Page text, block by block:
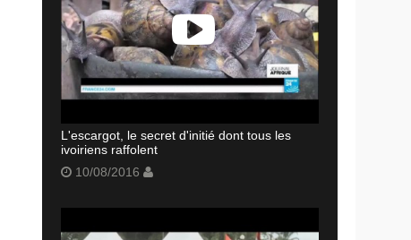
L'escargot, le secret d'initié dont tous les
ivoiriens raffolent
10/08/2016